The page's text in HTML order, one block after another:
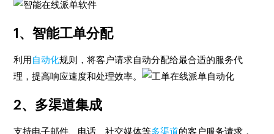
1、智能工单分配
利用自动化规则，将客户请求自动分配给最合适的服务代
理，提高响应速度和处理效率。
2、多渠道集成
支持电子邮件、电话、社交媒体等多渠道的客户服务请求，